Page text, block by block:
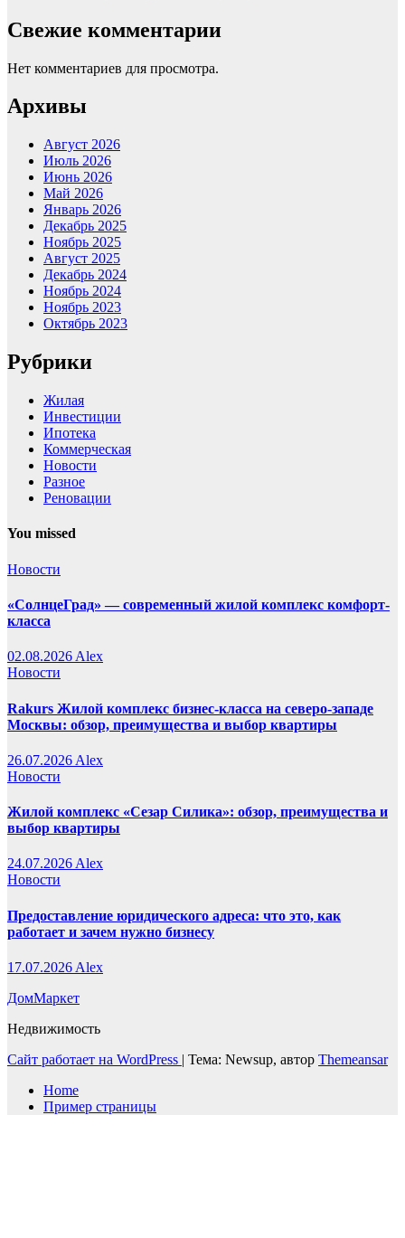
Свежие комментарии
Нет комментариев для просмотра.
Архивы
Август 2026
Июль 2026
Июнь 2026
Май 2026
Январь 2026
Декабрь 2025
Ноябрь 2025
Август 2025
Декабрь 2024
Ноябрь 2024
Ноябрь 2023
Октябрь 2023
Рубрики
Жилая
Инвестиции
Ипотека
Коммерческая
Новости
Разное
Реновации
You missed
Новости
«СолнцеГрад» — современный жилой комплекс комфорт-
класса
02.08.2026 Alex
Новости
Rakurs Жилой комплекс бизнес-класса на северо-западе
Москвы: обзор, преимущества и выбор квартиры
26.07.2026 Alex
Новости
Жилой комплекс «Сезар Силика»: обзор, преимущества и
выбор квартиры
24.07.2026 Alex
Новости
Предоставление юридического адреса: что это, как
работает и зачем нужно бизнесу
17.07.2026 Alex
ДомМаркет
Недвижимость
Сайт работает на WordPress | Тема: Newsup, автор Themeansar
Home
Пример страницы